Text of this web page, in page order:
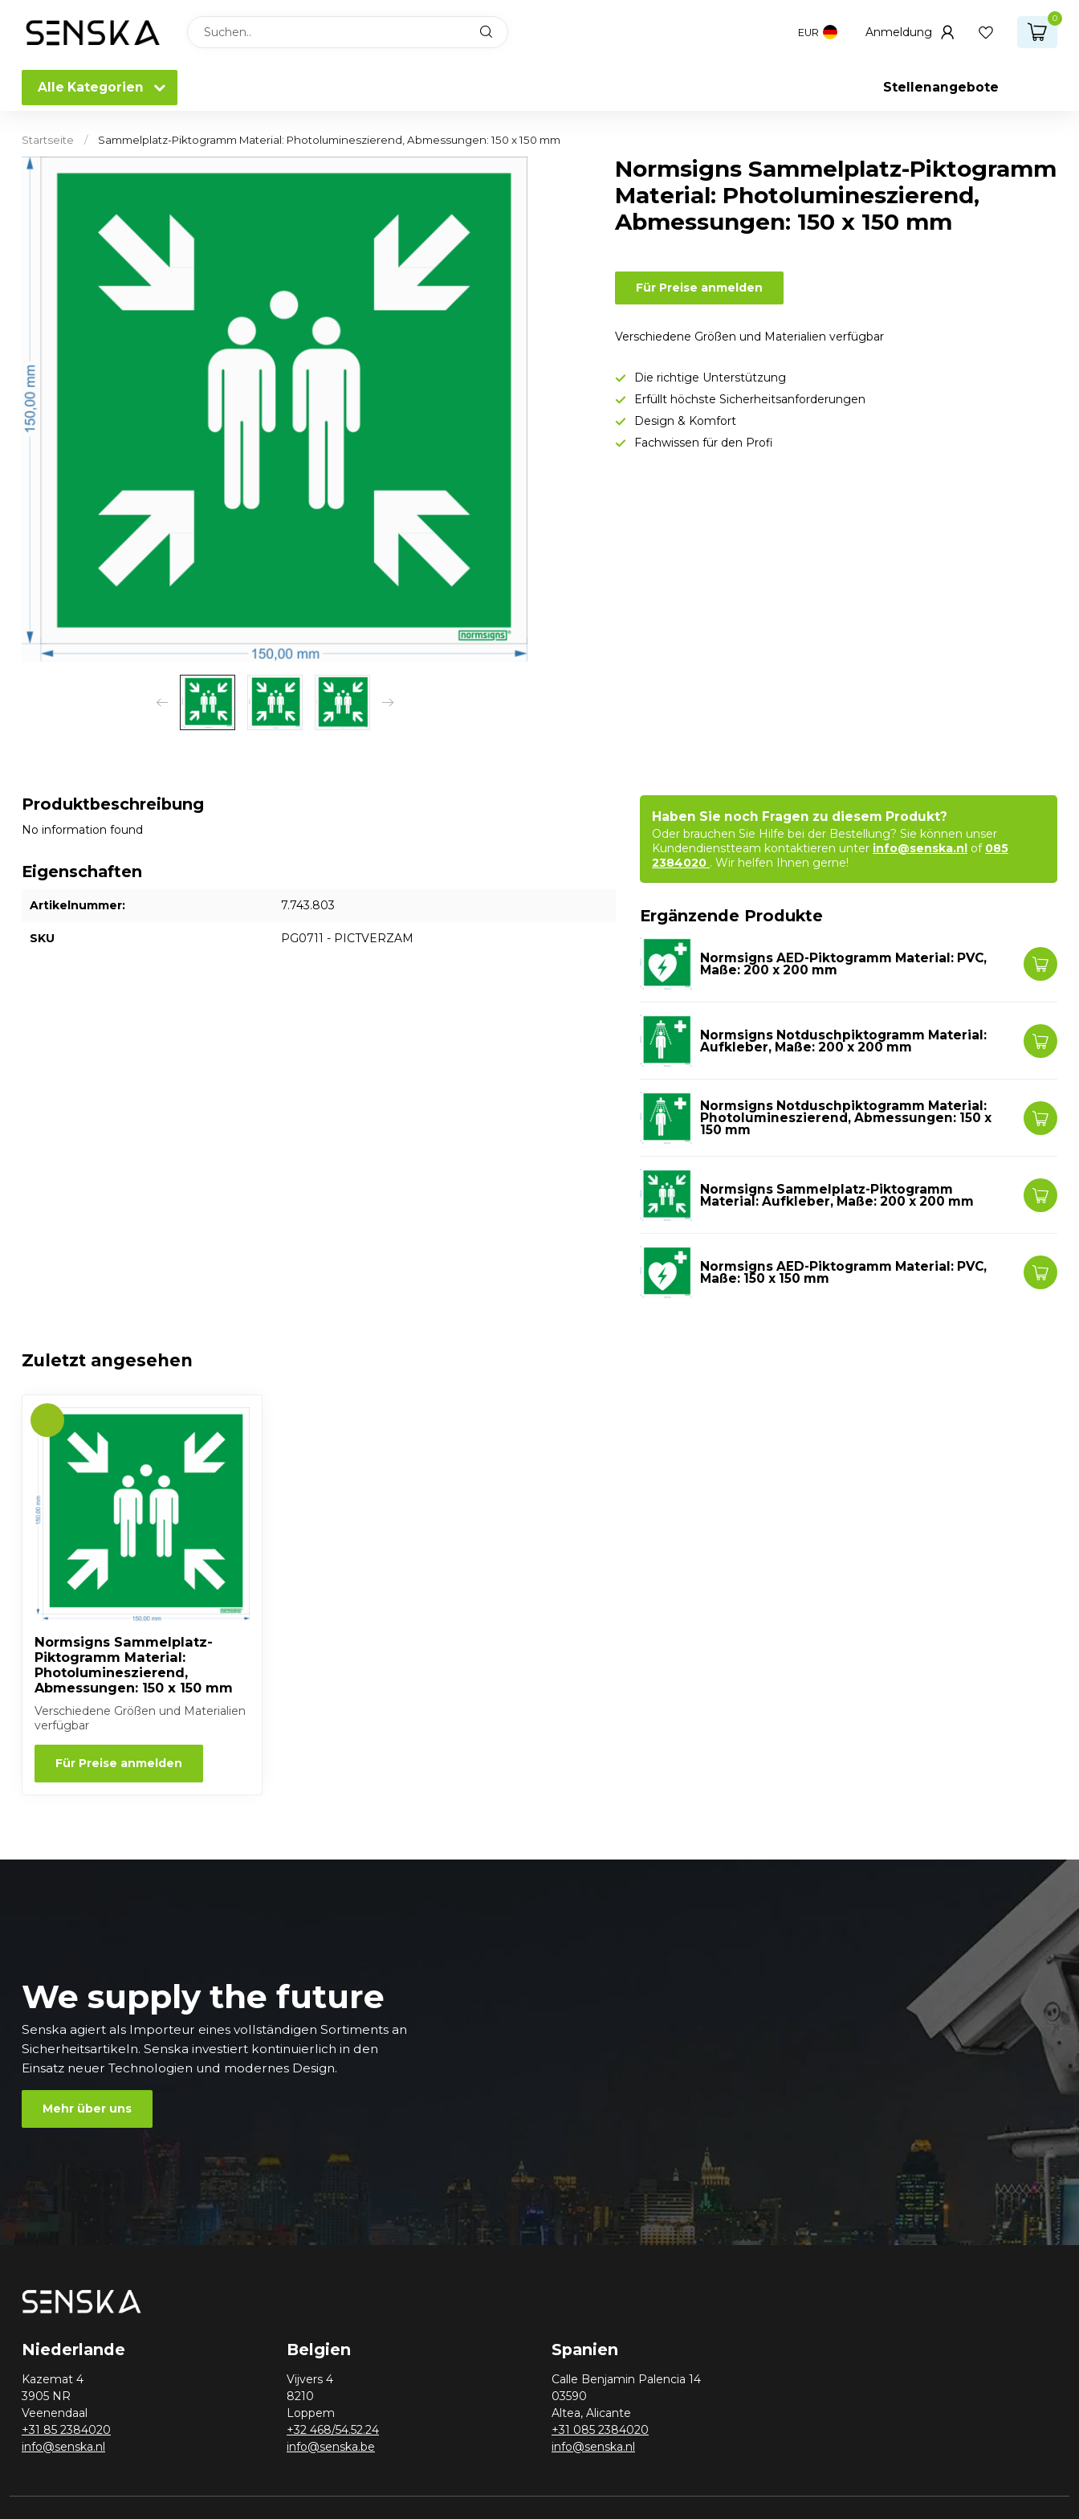
EUR Anmeldung
0
Alle Kategorien Stellenangebote
Startseite / Sammelplatz-Piktogramm Material: Photolumineszierend, Abmessungen: 150 x 150 mm
Normsigns Sammelplatz-Piktogramm
Material: Photolumineszierend,
Abmessungen: 150 x 150 mm
Für Preise anmelden
Verschiedene Größen und Materialien verfügbar
Die richtige Unterstützung
Erfüllt höchste Sicherheitsanforderungen
Design & Komfort
Fachwissen für den Profi
Produktbeschreibung
No information found
Eigenschaften
Artikelnummer: 7.743.803
SKU PG0711 - PICTVERZAM
Haben Sie noch Fragen zu diesem Produkt?
Oder brauchen Sie Hilfe bei der Bestellung? Sie können unser
Kundendienstteam kontaktieren unter info@senska.nl of 085
2384020 . Wir helfen Ihnen gerne!
Ergänzende Produkte
Normsigns AED-Piktogramm Material: PVC,
Maße: 200 x 200 mm
Normsigns Notduschpiktogramm Material:
Aufkleber, Maße: 200 x 200 mm
Normsigns Notduschpiktogramm Material:
Photolumineszierend, Abmessungen: 150 x
150 mm
Normsigns Sammelplatz-Piktogramm
Material: Aufkleber, Maße: 200 x 200 mm
Normsigns AED-Piktogramm Material: PVC,
Maße: 150 x 150 mm
Zuletzt angesehen
Normsigns Sammelplatz-
Piktogramm Material:
Photolumineszierend,
Abmessungen: 150 x 150 mm
Verschiedene Größen und Materialien
verfügbar
Für Preise anmelden
We supply the future
Senska agiert als Importeur eines vollständigen Sortiments an
Sicherheitsartikeln. Senska investiert kontinuierlich in den
Einsatz neuer Technologien und modernes Design.
Mehr über uns
Niederlande
Kazemat 4
3905 NR
Veenendaal
+31 85 2384020
info@senska.nl
Belgien
Vijvers 4
8210
Loppem
+32 468/54.52.24
info@senska.be
Spanien
Calle Benjamin Palencia 14
03590
Altea, Alicante
+31 085 2384020
info@senska.nl